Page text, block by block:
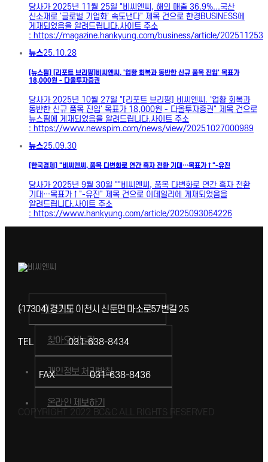
당사가 2025년 11월 25일 "비씨엔씨, 해외 매출 36.9%...국산
신소재로 '글로벌 기업화' 속도낸다" 제목 건으로 한경BUSINESS에
게재되었음을 알려드립니다.사이트 주소
: https://magazine.hankyung.com/business/article/
뉴스25.10.28
[뉴스핌] [리포트 브리핑]비씨엔씨, '업황 회복과 동반한 신규 품목 진입' 목표가
18,000원 - 다올투자증권
당사가 2025년 10월 27일 "[리포트 브리핑] 비씨엔씨. '업황 회복과
동반한 신규 품목 진입' 목표가 18,000원 - 다올투자증권" 제목 건으로
뉴스핌에 게재되었음을 알려드립니다.사이트 주소
: https://www.newspim.com/news/view/20251027000989
뉴스25.09.30
[한국경제] "비씨엔씨, 품목 다변화로 연간 흑자 전환 기대…목표가↑"-유진
당사가 2025년 9월 30일 ""비씨엔씨, 품목 다변화로 연간 흑자 전환
기대…목표가↑"-유진" 제목 건으로 이데일리에 게재되었음을
알려드립니다.사이트 주소
: https://www.hankyung.com/article/2025093064226
(17304) 경기도 이천시 신둔면 마소로57번길 25
TEL 031-638-8434
FAX 031-638-8436
COPYRIGHT 2022 BC&C ALL RIGHTS RESERVED
회사소개
찾아오시는길
개인정보 처리방침
온라인 제보하기